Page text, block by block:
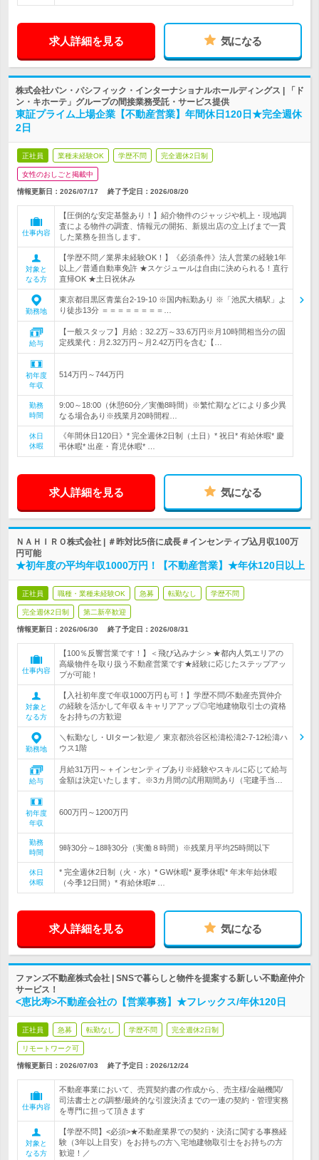
求人詳細を見る 気になる
株式会社パン・パシフィック・インターナショナルホールディングス | 「ド
ン・キホーテ」グループの間接業務受託・サービス提供
東証プライム上場企業【不動産営業】年間休日120日★完全週休
2日
正社員 業種未経験OK 学歴不問 完全週休2日制
女性のおしごと掲載中
情報更新日：2026/07/17 終了予定日： 2026/08/20
仕事内容
【圧倒的な安定基盤あり！】紹介物件のジャッジや机上・現地調
査による物件の調査、情報元の開拓、新規出店の立上げまで一貫
した業務を担当します。
対象と
なる方
【学歴不問／業界未経験OK！】《必須条件》法人営業の経験1年
以上／普通自動車免許 ★スケジュールは自由に決められる！直行
直帰OK ★土日祝休み
勤務地
東京都目黒区青葉台2-19-10 ※国内転勤あり ※「池尻大橋駅」よ
り徒歩13分 ＝＝＝＝＝＝＝＝…
給与
【一般スタッフ】月給：32.2万～33.6万円※月10時間相当分の固
定残業代：月2.32万円～月2.42万円を含む【…
初年度
年収
514万円～744万円
勤務
時間
9:00～18:00（休憩60分／実働8時間）※繁忙期などにより多少異
なる場合あり※残業月20時間程…
休日
休暇
《年間休日120日》* 完全週休2日制（土日）* 祝日* 有給休暇* 慶
弔休暇* 出産・育児休暇* …
求人詳細を見る 気になる
ＮＡＨＩＲＯ株式会社 | ＃昨対比5倍に成長＃インセンティブ込月収100万
円可能
★初年度の平均年収1000万円！【不動産営業】★年休120日以上
正社員 職種・業種未経験OK 急募 転勤なし 学歴不問
完全週休2日制 第二新卒歓迎
情報更新日：2026/06/30 終了予定日： 2026/08/31
仕事内容
【100％反響営業です！】＜飛び込みナシ＞★都内人気エリアの
高級物件を取り扱う不動産営業です★経験に応じたステップアッ
プが可能！
対象と
なる方
【入社初年度で年収1000万円も可！】学歴不問/不動産売買仲介
の経験を活かして年収＆キャリアアップ◎宅地建物取引士の資格
をお持ちの方歓迎
勤務地
＼転勤なし・UIターン歓迎／ 東京都渋谷区松濤松濤2-7-12松濤ハ
ウス1階
給与
月給31万円～＋インセンティブあり※経験やスキルに応じて給与
金額は決定いたします。※3カ月間の試用期間あり（宅建手当…
初年度
年収
600万円～1200万円
勤務
時間
9時30分～18時30分（実働８時間）※残業月平均25時間以下
休日
休暇
* 完全週休2日制（火・水）* GW休暇* 夏季休暇* 年末年始休暇
（今季12日間）* 有給休暇# …
求人詳細を見る 気になる
ファンズ不動産株式会社 | SNSで暮らしと物件を提案する新しい不動産仲介
サービス！
<恵比寿>不動産会社の【営業事務】★フレックス/年休120日
正社員 急募 転勤なし 学歴不問 完全週休2日制
リモートワーク可
情報更新日：2026/07/03 終了予定日： 2026/12/24
仕事内容
不動産事業において、売買契約書の作成から、売主様/金融機関/
司法書士との調整/最終的な引渡決済までの一連の契約・管理実務
を専門に担って頂きます
対象と
なる方
【学歴不問】<必須>★不動産業界での契約・決済に関する事務経
験（3年以上目安）をお持ちの方＼宅地建物取引士をお持ちの方
歓迎！／